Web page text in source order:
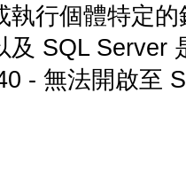
執行個體特定
及 SQL Server
- 無法開啟至